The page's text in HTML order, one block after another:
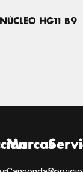
HG11 B9
Marcas